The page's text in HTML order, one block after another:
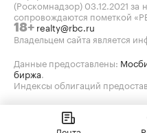
(Роскомнадзор) 03.12.2021
сопровождаются пометкой
18+ realty@rbc.ru
Владельцем сайта является
Данные предоставлены:
биржа
Индексы облигаций